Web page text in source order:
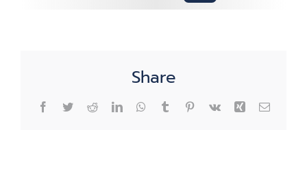
Share
Facebook
TwitterRedditLinkedInWhatsApp
TumblrPinterest
Vk Xing Email